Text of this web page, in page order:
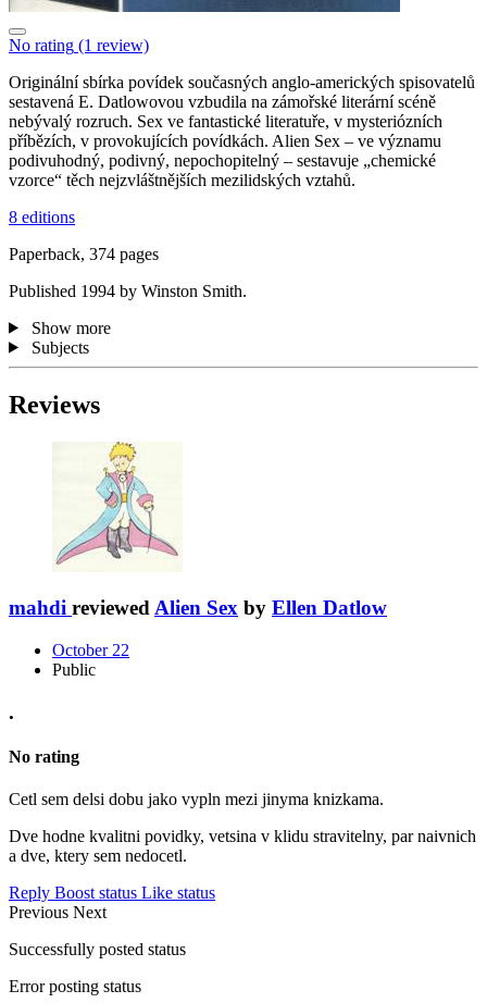
No rating (1 review)
Originální sbírka povídek současných anglo-amerických spisovatelů
sestavená E. Datlowovou vzbudila na zámořské literární scéně
nebývalý rozruch. Sex ve fantastické literatuře, v mysteriózních
příbězích, v provokujících povídkách. Alien Sex – ve významu
podivuhodný, podivný, nepochopitelný – sestavuje „chemické
vzorce“ těch nejzvláštnějších mezilidských vztahů.
8 editions
Paperback, 374 pages
Published 1994 by Winston Smith.
Show more
Subjects
Reviews
mahdi reviewedAlien Sex by Ellen Datlow
October 22
Public
.
No rating
Cetl sem delsi dobu jako vypln mezi jinyma knizkama.
Dve hodne kvalitni povidky, vetsina v klidu stravitelny, par naivnich
a dve, ktery sem nedocetl.
Reply Boost status Like status
Previous Next
Successfully posted status
Error posting status